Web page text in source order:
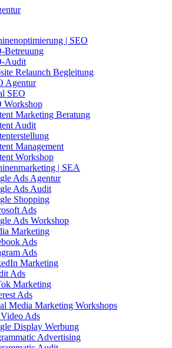
| SEO
Betreuung
Audit
Relaunch Begleitung
Agentur
SEO
Workshop
Marketing Beratung
Audit
Management
Workshop
| SEA
Ads Agentur
Ads Audit
Shopping
Ads
Ads Workshop
Marketing
Ads
Ads
Marketing
Ads
Marketing
Ads
Media Marketing Workshops
Ads
Display Werbung
Advertising